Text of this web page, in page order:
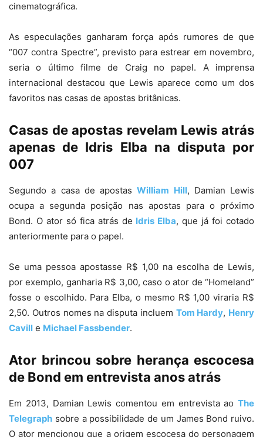
cinematográfica.
As especulações ganharam força após rumores de que
“007 contra Spectre”, previsto para estrear em novembro,
seria o último filme de Craig no papel. A imprensa
internacional destacou que Lewis aparece como um dos
favoritos nas casas de apostas britânicas.
Casas de apostas revelam Lewis atrás
apenas de Idris Elba na disputa por
007
Segundo a casa de apostasWilliam Hill, Damian Lewis
ocupa a segunda posição nas apostas para o próximo
Bond. O ator só fica atrás de Idris Elba, que já foi cotado
anteriormente para o papel.
Se uma pessoa apostasse R$ 1,00 na escolha de Lewis,
por exemplo, ganharia R$ 3,00, caso o ator de “Homeland”
fosse o escolhido. Para Elba, o mesmo R$ 1,00 viraria R$
2,50. Outros nomes na disputa incluem Tom Hardy, Henry
Cavill e Michael Fassbender.
Ator brincou sobre herança escocesa
de Bond em entrevista anos atrás
Em 2013, Damian Lewis comentou em entrevista ao The
Telegraph sobre a possibilidade de um James Bond ruivo.
O ator mencionou que a origem escocesa do personagem